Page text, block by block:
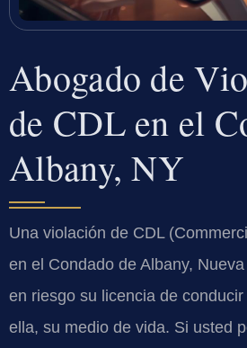
Abogado de
de CDL en el
Albany, NY
Una violación de CDL
en el Condado de Albany,
en riesgo su licencia de
ella, su medio de vida. Si usted